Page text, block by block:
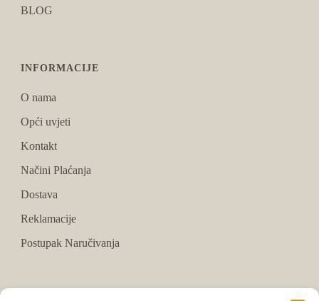
BLOG
INFORMACIJE
O nama
Opći uvjeti
Kontakt
Načini Plaćanja
Dostava
Reklamacije
Postupak Naručivanja